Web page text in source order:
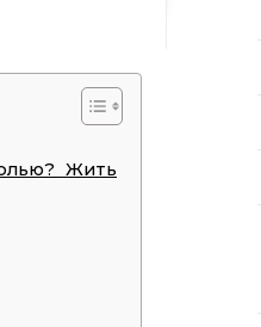
Жить